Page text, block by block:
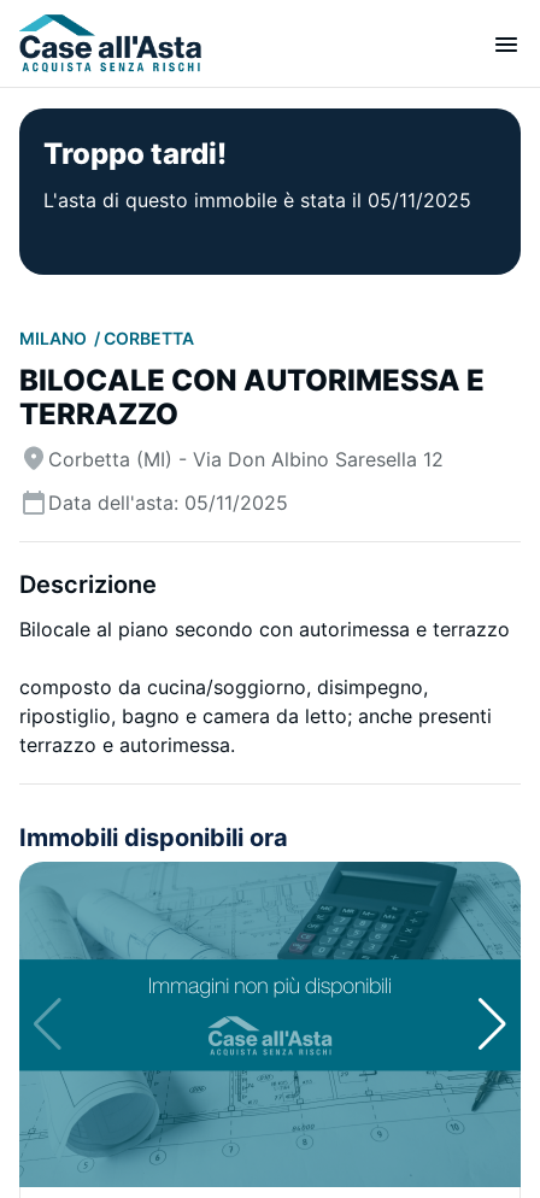
Troppo tardi!
L'asta di questo immobile è stata il 05/11/2025
MILANO CORBETTA
BILOCALE CON AUTORIMESSA E
TERRAZZO
Corbetta (MI) - Via Don Albino Saresella 12
Data dell'asta: 05/11/2025
Descrizione
Bilocale al piano secondo con autorimessa e terrazzo
composto da cucina/soggiorno, disimpegno,
ripostiglio, bagno e camera da letto; anche presenti
terrazzo e autorimessa.
Immobili disponibili ora